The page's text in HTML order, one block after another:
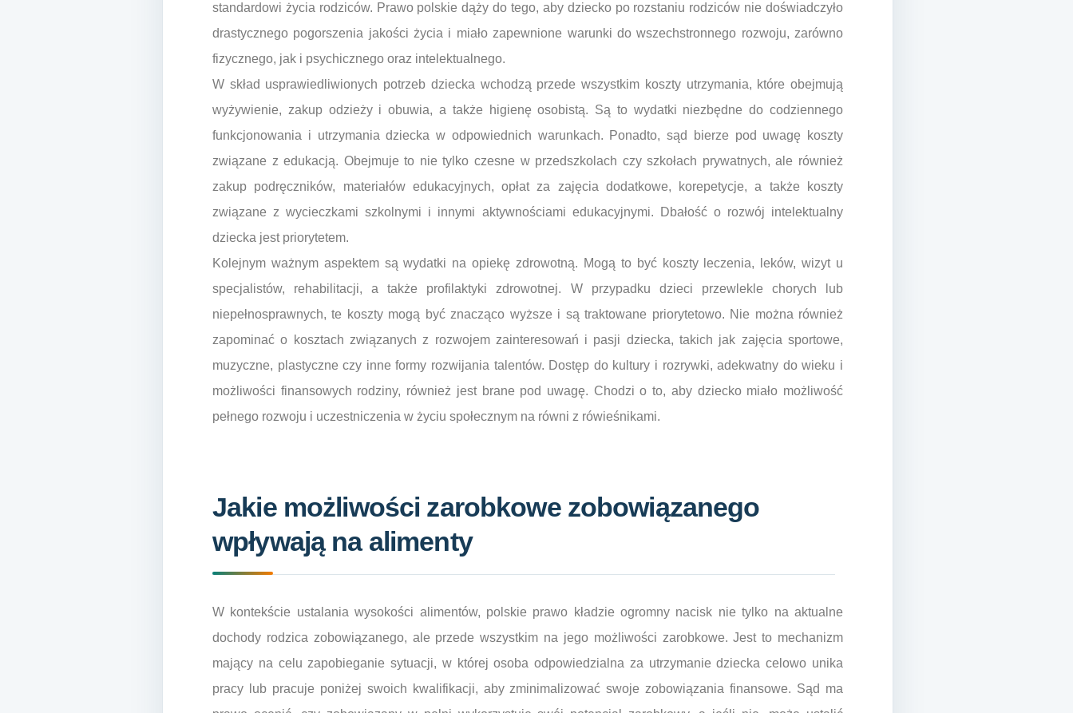
standardowi życia rodziców. Prawo polskie dąży do tego, aby dziecko po rozstaniu rodziców nie doświadczyło
drastycznego pogorszenia jakości życia i miało zapewnione warunki do wszechstronnego rozwoju, zarówno
fizycznego, jak i psychicznego oraz intelektualnego.
W skład usprawiedliwionych potrzeb dziecka wchodzą przede wszystkim koszty utrzymania, które obejmują
wyżywienie, zakup odzieży i obuwia, a także higienę osobistą. Są to wydatki niezbędne do codziennego
funkcjonowania i utrzymania dziecka w odpowiednich warunkach. Ponadto, sąd bierze pod uwagę koszty
związane z edukacją. Obejmuje to nie tylko czesne w przedszkolach czy szkołach prywatnych, ale również
zakup podręczników, materiałów edukacyjnych, opłat za zajęcia dodatkowe, korepetycje, a także koszty
związane z wycieczkami szkolnymi i innymi aktywnościami edukacyjnymi. Dbałość o rozwój intelektualny
dziecka jest priorytetem.
Kolejnym ważnym aspektem są wydatki na opiekę zdrowotną. Mogą to być koszty leczenia, leków, wizyt u
specjalistów, rehabilitacji, a także profilaktyki zdrowotnej. W przypadku dzieci przewlekle chorych lub
niepełnosprawnych, te koszty mogą być znacząco wyższe i są traktowane priorytetowo. Nie można również
zapominać o kosztach związanych z rozwojem zainteresowań i pasji dziecka, takich jak zajęcia sportowe,
muzyczne, plastyczne czy inne formy rozwijania talentów. Dostęp do kultury i rozrywki, adekwatny do wieku i
możliwości finansowych rodziny, również jest brane pod uwagę. Chodzi o to, aby dziecko miało możliwość
pełnego rozwoju i uczestniczenia w życiu społecznym na równi z rówieśnikami.
Jakie możliwości zarobkowe zobowiązanego
wpływają na alimenty
W kontekście ustalania wysokości alimentów, polskie prawo kładzie ogromny nacisk nie tylko na aktualne
dochody rodzica zobowiązanego, ale przede wszystkim na jego możliwości zarobkowe. Jest to mechanizm
mający na celu zapobieganie sytuacji, w której osoba odpowiedzialna za utrzymanie dziecka celowo unika
pracy lub pracuje poniżej swoich kwalifikacji, aby zminimalizować swoje zobowiązania finansowe. Sąd ma